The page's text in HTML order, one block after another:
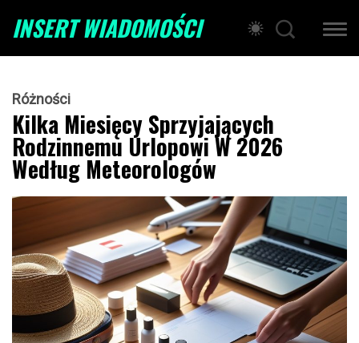
INSERT WIADOMOŚCI
Różności
Kilka Miesięcy Sprzyjających
Rodzinnemu Urlopowi W 2026
Według Meteorologów